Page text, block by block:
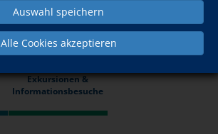
Auswahl speichern
Alle Cookies akzeptieren
Beruf, IT & Digitales
Exkursionen &
Informationsbesuche